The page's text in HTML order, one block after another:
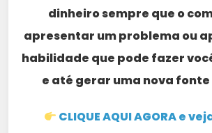
dinheiro sempre que o
apresentar um problema ou
habilidade que pode fazer
e até gerar uma nova
CLIQUE AQUI AGORA e